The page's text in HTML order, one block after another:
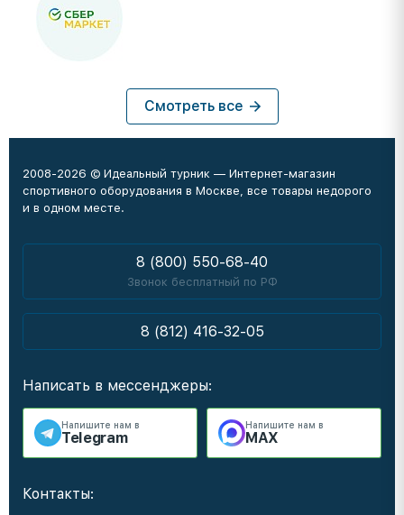
Смотреть все
2008-2026 © Идеальный турник — Интернет-магазин
спортивного оборудования в Москве, все товары недорого
и в одном месте.
8 (800) 550-68-40
Звонок бесплатный по РФ
8 (812) 416-32-05
Написать в мессенджеры:
Напишите нам в
Telegram
Напишите нам в
MAX
Контакты: